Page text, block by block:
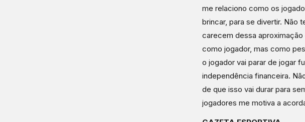
me relaciono como os
brincar, para se divertir. Não
carecem dessa
como jogador, mas como
o jogador vai parar de jogar
independência financeira.
de que isso vai durar para
jogadores me motiva a